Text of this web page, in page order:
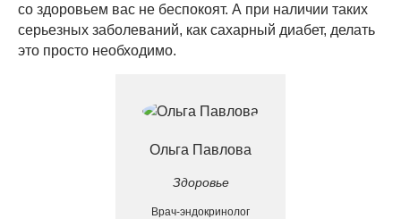
со здоровьем вас не беспокоят. А при наличии таких
серьезных заболеваний, как сахарный диабет, делать
это просто необходимо.
Ольга Павлова
Здоровье
Врач-эндокринолог